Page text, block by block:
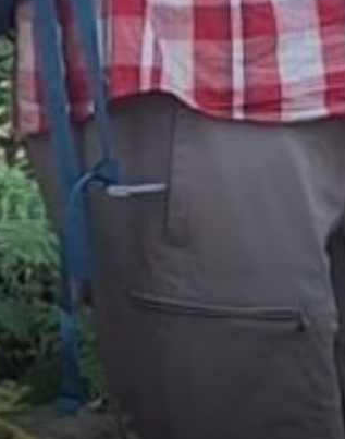
© Sektion/Ruth Venus-Koch